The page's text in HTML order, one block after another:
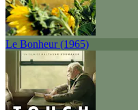
Le Bonheur (1965)